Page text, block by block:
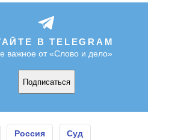
В TELEGRAM
важное от «Слово и дело»
Подписаться
Россия Суд